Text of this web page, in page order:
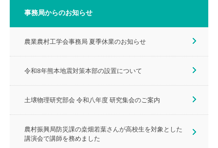
事務局からのお知らせ
農業農村工学会事務局 夏季休業のお知らせ
令和8年熊本地震対策本部の設置について
土壌物理研究部会 令和八年度 研究集会のご案内
農村振興局防災課の桒畑若葉さんが高校生を対象とした
講演会で講師を務めました